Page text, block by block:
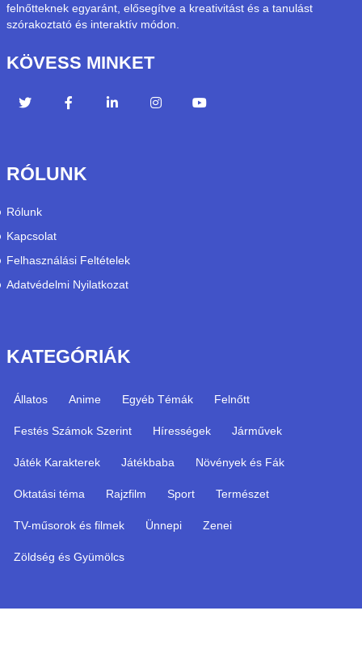
felnőtteknek egyaránt, elősegítve a kreativitást és a tanulást
szórakoztató és interaktív módon.
KÖVESS MINKET
RÓLUNK
Rólunk
Kapcsolat
Felhasználási Feltételek
Adatvédelmi Nyilatkozat
KATEGÓRIÁK
Állatos Anime Egyéb Témák Felnőtt
Festés Számok Szerint Hírességek Járművek
Játék Karakterek Játékbaba Növények és Fák
Oktatási téma Rajzfilm Sport Természet
TV-műsorok és filmek Ünnepi Zenei
Zöldség és Gyümölcs